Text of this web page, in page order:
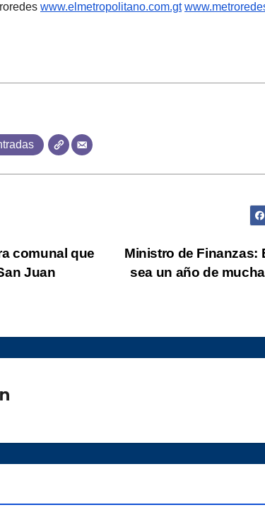
www.elmetropolitano.com.gt
Ministro de Finanzas:
sea un año de
comunal que
Juan